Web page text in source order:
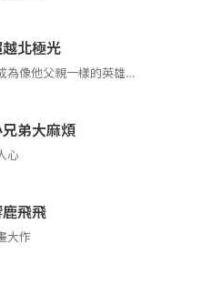
北極光
為像他父親一樣的英雄…
弟大麻煩
心
飛飛
大作